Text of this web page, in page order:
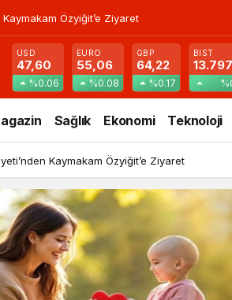
Özyiğit’e Ziyaret
USD
47,60
%0.06
EURO
55,06
%0.08
GBP
64,22
%0.17
BIST
Sağlık Ekonomi Teknoloji
Kaymakam Özyiğit’e Ziyaret